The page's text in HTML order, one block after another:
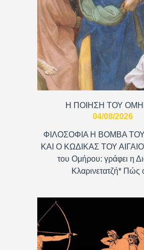
Η ΠΟΙΗΣΗ ΤΟΥ
04/08/2026
ΦΙΛΟΣΟΦΙΑ Η ΒΟΜΒΑ
ΚΑΙ Ο ΚΩΔΙΚΑΣ ΤΟΥ
του Ομήρου: γράφει η
Κλαρινετατζή*